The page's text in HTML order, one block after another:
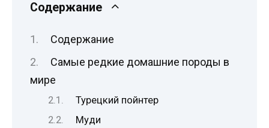
Содержание
Содержание
Самые редкие домашние породы в
мире
Турецкий пойнтер
Муди